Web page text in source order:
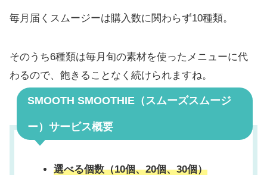
毎月届くスムージーは購入数に関わらず10種類。
そのうち6種類は毎月旬の素材を使ったメニューに代
わるので、飽きることなく続けられますね。
SMOOTH SMOOTHIE（スムーズスムージ
ー）サービス概要
選べる個数（10個、20個、30個）